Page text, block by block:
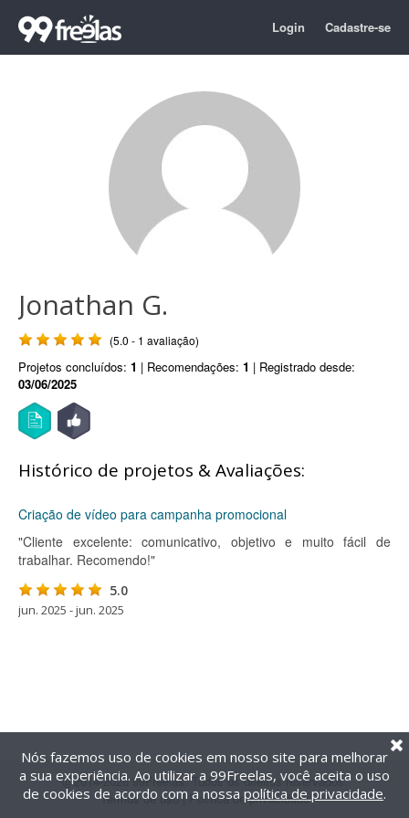
Login Cadastre-se
Jonathan G.
(5.0 - 1 avaliação)
Projetos concluídos: 1 | Recomendações: 1 | Registrado desde:
03/06/2025
Histórico de projetos & Avaliações:
Criação de vídeo para campanha promocional
"Cliente excelente: comunicativo, objetivo e muito fácil de
trabalhar. Recomendo!"
5.0
jun. 2025 - jun. 2025
@2014-2026 99Freelas. Todos os direitos reservados.
Termos de uso| Política de privacidade
Nós fazemos uso de cookies em nosso site para melhorar
a sua experiência. Ao utilizar a 99Freelas, você aceita o uso
de cookies de acordo com a nossa política de privacidade.